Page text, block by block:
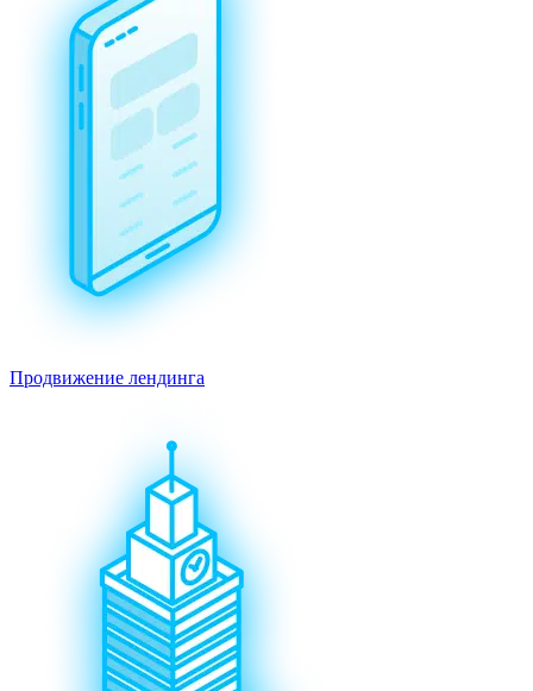
Продвижение лендинга